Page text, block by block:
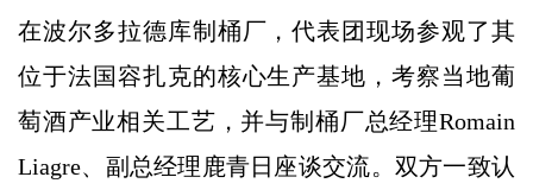
在波尔多拉德库制桶厂，代表团现场参观了其
位于法国容扎克的核心生产基地，考察当地葡
萄酒产业相关工艺，并与制桶厂总经理Romain
Liagre、副总经理鹿青日座谈交流。双方一致认